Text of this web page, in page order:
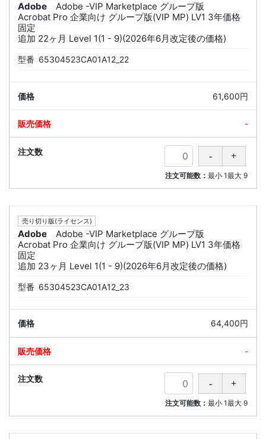
Adobe
Adobe -VIP Marketplace グループ版
Acrobat Pro 企業向け グループ版(VIP MP) LV1 3年価格
固定
追加 22ヶ月 Level 1(1 - 9)(2026年6月改定後の価格)
型番 65304523CA01A12_22
61,600円
-
注文可能数：最小 1最大 9
売り切り版(ライセンス)
Adobe
Adobe -VIP Marketplace グループ版
Acrobat Pro 企業向け グループ版(VIP MP) LV1 3年価格
固定
追加 23ヶ月 Level 1(1 - 9)(2026年6月改定後の価格)
型番 65304523CA01A12_23
64,400円
-
注文可能数：最小 1最大 9